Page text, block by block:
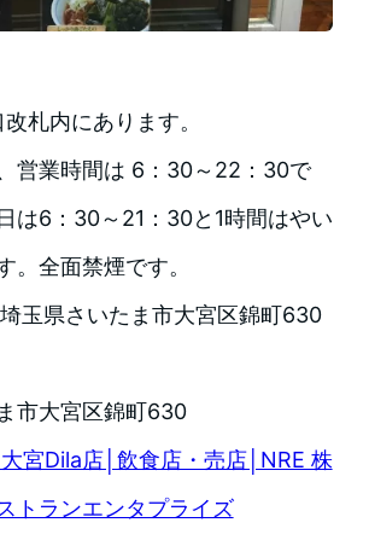
札内にあります。
営業時間は 6：30～22：30で
は6：30～21：30と1時間はやい
。全面禁煙です。
玉県さいたま市大宮区錦町630
市大宮区錦町630
宮Dila店│飲食店・売店│NRE 株
トランエンタプライズ